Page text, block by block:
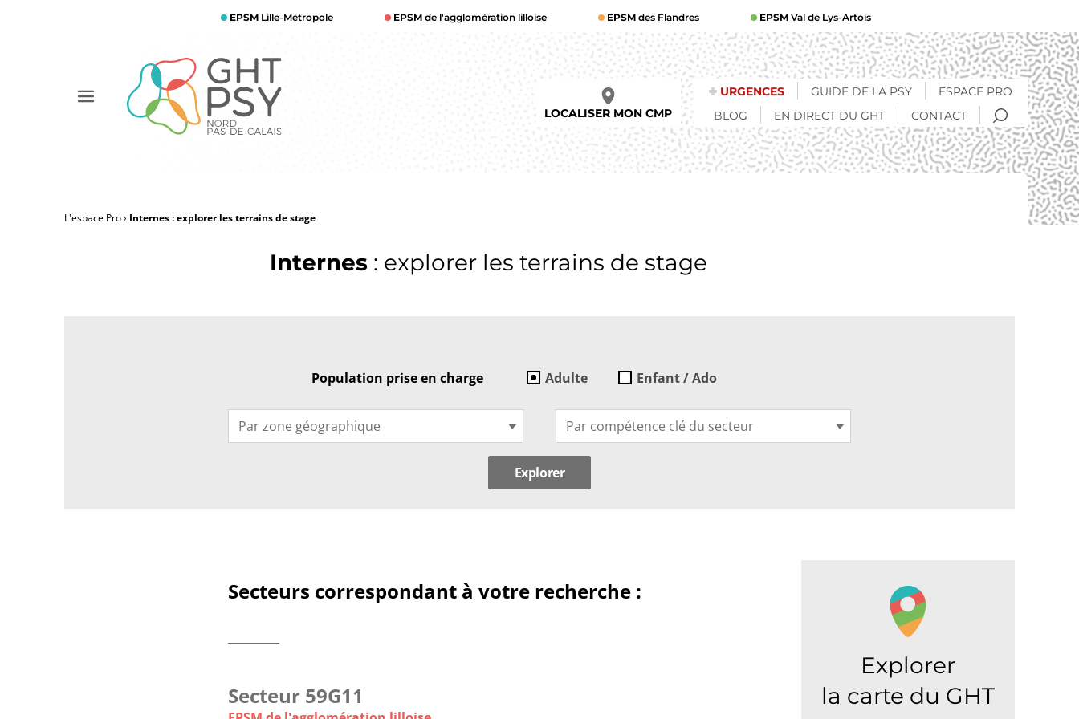
EPSM Lille-Métropole EPSM de l'agglomération lilloise EPSM des Flandres EPSM Val de Lys-Artois
Afficher
LOCALISER MON CMP
URGENCES GUIDE DE LA PSY
ESPACE PRO
BLOG
EN DIRECT DU GHT CONTACT RECHERCHE
L'espace Pro Internes : explorer les terrains de stage
Internes: explorer les terrains de stage
Population prise en charge Adulte Enfant / Ado
Par zone géographique Par compétence clé du secteur
Secteurs correspondant à votre recherche :
Secteur 59G11
Explorer
la carte du GHT